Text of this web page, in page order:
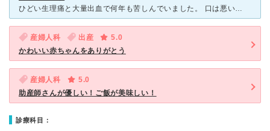
ひどい生理痛と大量出血で何年も苦しんでいました。 口は悪いが腕は良い。と言う評判通りで先生は生理痛ぐらいでなんで来た？と言う口調でした。 検査の結果子宮内膜症で貧血もひどかったので、貧血治療終了後
産婦人科 出産
5.0
かわいい赤ちゃんをありがとう
産婦人科
5.0
助産師さんが優しい！ご飯が美味しい！
診療科目：